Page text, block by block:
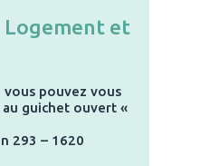
Logement et
vous pouvez vous
guichet ouvert «
293 – 1620